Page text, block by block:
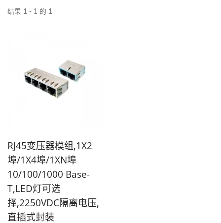
结果 1 - 1 的 1
RJ45变压器模组,1X2
埠/1X4埠/1XN埠
10/100/1000 Base-
T,LED灯可选
择,2250VDC隔离电压,
直插式封装